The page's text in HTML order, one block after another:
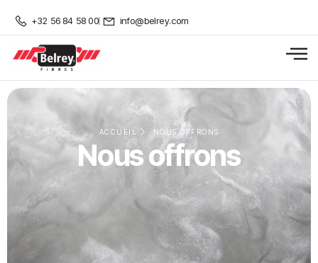
+32 56 84 58 00 info@belrey.com
ACCUEIL NOUS OFFRONS
Nous offrons